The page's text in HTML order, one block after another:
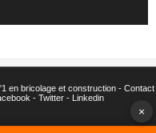
en bricolage et construction - Contact
- Twitter - Linkedin
×